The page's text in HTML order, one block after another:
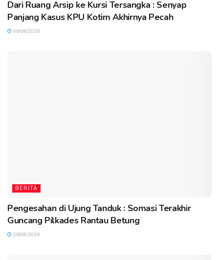
Dari Ruang Arsip ke Kursi Tersangka : Senyap
Panjang Kasus KPU Kotim Akhirnya Pecah
06/08/2026
BERITA
Pengesahan di Ujung Tanduk : Somasi Terakhir
Guncang Pilkades Rantau Betung
06/08/2026